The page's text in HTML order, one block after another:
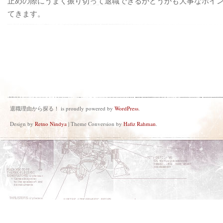
てきます。
退職理由から探る！ is proudly powered by WordPress.
Design by Retno Nindya | Theme Conversion by Hafiz Rahman.